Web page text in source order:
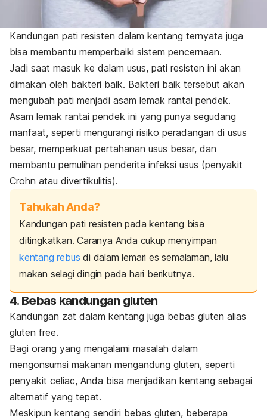
Kandungan pati resisten dalam kentang ternyata juga
bisa membantu memperbaiki sistem pencernaan.
Jadi saat masuk ke dalam usus, pati resisten ini akan
dimakan oleh bakteri baik. Bakteri baik tersebut akan
mengubah pati menjadi asam lemak rantai pendek.
Asam lemak rantai pendek ini yang punya segudang
manfaat, seperti mengurangi risiko peradangan di usus
besar, memperkuat pertahanan usus besar, dan
membantu pemulihan penderita infeksi usus (penyakit
Crohn atau divertikulitis).
Tahukah Anda?
Kandungan pati resisten pada kentang bisa
ditingkatkan. Caranya Anda cukup menyimpan
kentang rebus di dalam lemari es semalaman, lalu
makan selagi dingin pada hari berikutnya.
4. Bebas kandungan gluten
Kandungan zat dalam kentang juga bebas gluten alias
gluten free.
Bagi orang yang mengalami masalah dalam
mengonsumsi makanan mengandung gluten, seperti
penyakit celiac, Anda bisa menjadikan kentang sebagai
alternatif yang tepat.
Meskipun kentang sendiri bebas gluten, beberapa